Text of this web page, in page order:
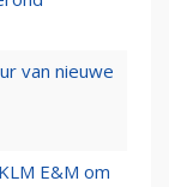
van nieuwe
E&M om